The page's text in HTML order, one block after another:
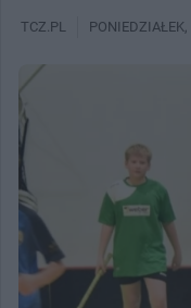
TCZ.PL PONIEDZIAŁEK